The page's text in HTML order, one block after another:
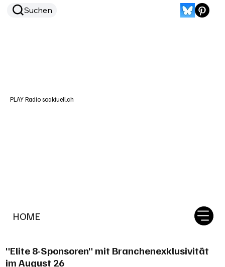
HOME
Suchen
PLAY Radio soaktuell.ch
"Elite 8-Sponsoren" mit Branchenexklusivität
im August 26